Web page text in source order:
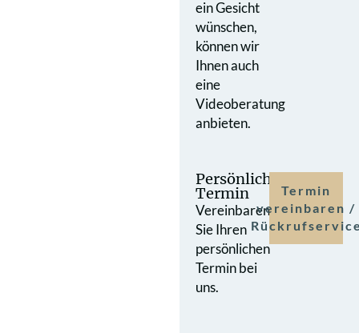
ein Gesicht
wünschen,
können wir
Ihnen auch
eine
Videoberatung
anbieten.
Persönlicher
Termin
Vereinbaren
Sie Ihren
persönlichen
Termin bei
uns.
Termin
vereinbaren /